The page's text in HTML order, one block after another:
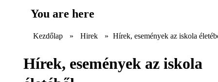
You are here
Kezdőlap » Hirek » Hírek, események az iskola
Hírek, események az iskola